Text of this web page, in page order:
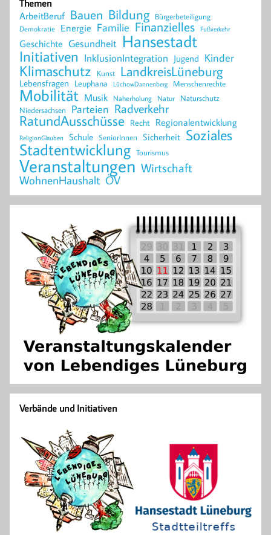
Themen
ArbeitBeruf Bauen Bildung Bürgerbeteiligung
Demokratie Energie Familie Finanzielles Fußverkehr
Geschichte Gesundheit Hansestadt
Initiativen InklusionIntegration Jugend Kinder
Klimaschutz Kunst LandkreisLüneburg
Lebensfragen Leuphana LüchowDannenberg Menschenrechte
Mobilität Musik Naherholung Natur Naturschutz
Niedersachsen Parteien Radverkehr
RatundAusschüsse Recht Regionalentwicklung
ReligionGlauben Schule SeniorInnen Sicherheit Soziales
Stadtentwicklung Tourismus
Veranstaltungen Wirtschaft
WohnenHaushalt ÖV
Verbände und Initiativen